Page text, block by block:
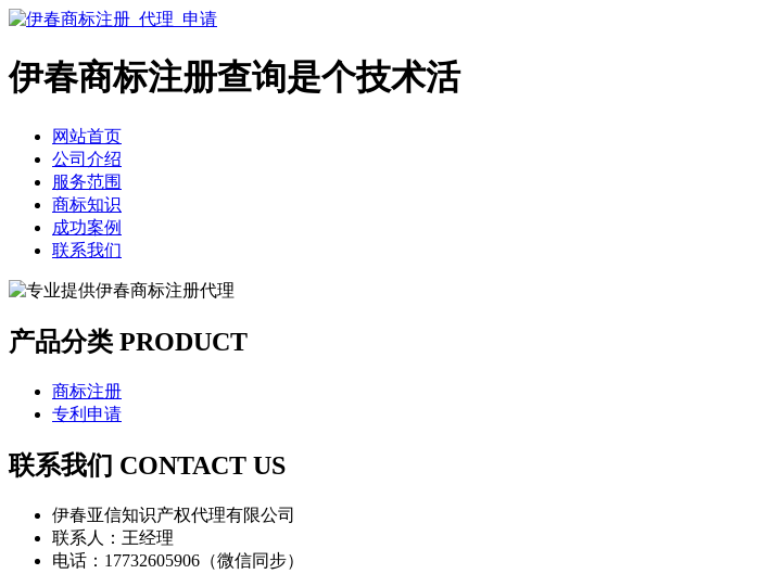
伊春商标注册查询是个技术活
网站首页
公司介绍
服务范围
商标知识
成功案例
联系我们
产品分类 PRODUCT
商标注册
专利申请
联系我们 CONTACT US
伊春亚信知识产权代理有限公司
联系人：王经理
电话：17732605906（微信同步）